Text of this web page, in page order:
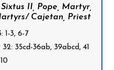
II, Pope, Martyr,
Cajetan, Priest
1-3, 6-7
35cd-36ab, 39abcd, 41